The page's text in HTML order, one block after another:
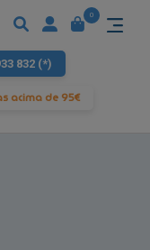
832 (*)
acima de 95€
0